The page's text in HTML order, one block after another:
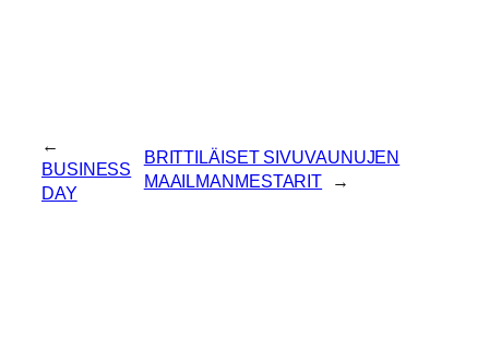
←
BUSINESS
DAY
BRITTILÄISET SIVUVAUNUJEN
MAAILMANMESTARIT
→